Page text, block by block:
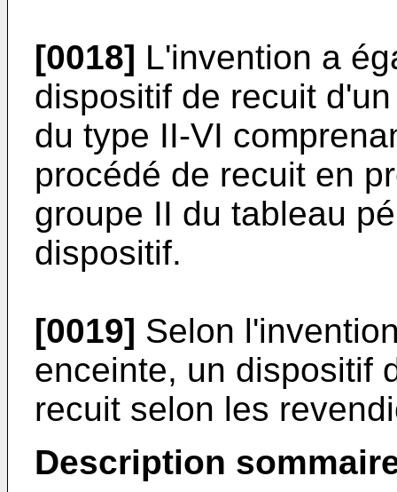
[0018] L'invention a
dispositif de recuit
du type II-VI
procédé de recuit en
groupe II du tableau
dispositif.
[0019] Selon
enceinte, un dispositif
recuit selon les
Description